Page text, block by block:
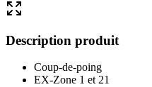
Description produit
Coup-de-poing
EX-Zone 1 et 21